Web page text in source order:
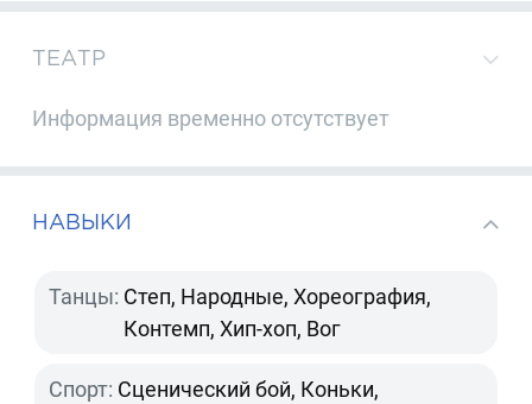
ТЕАТР
Информация временно отсутствует
НАВЫКИ
Танцы: Степ, Народные, Хореография,
Контемп, Хип-хоп, Вог
Спорт: Сценический бой, Коньки,